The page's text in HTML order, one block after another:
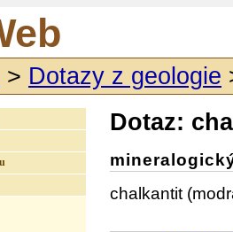
> Dotazy z geologie
Dotaz:
chalkantit